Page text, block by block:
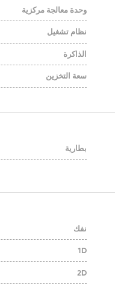
وحدة معالجة مركزية
نظام تشغيل
الذاكرة
سعة التخزين
بطارية
نفك
1D
2D